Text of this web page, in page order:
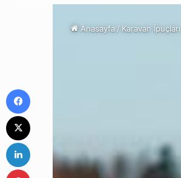
Anasayfa /Karavan İpuçları
Pinterest